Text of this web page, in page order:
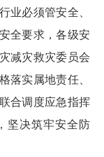
业必须管安全、
全要求，各级安
减灾救灾委员会
落实属地责任、
合调度应急指挥
坚决筑牢安全防